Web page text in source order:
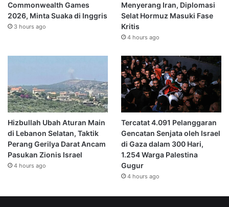
Commonwealth Games
2026, Minta Suaka di Inggris
3 hours ago
Menyerang Iran, Diplomasi
Selat Hormuz Masuki Fase
Kritis
4 hours ago
Hizbullah Ubah Aturan Main
di Lebanon Selatan, Taktik
Perang Gerilya Darat Ancam
Pasukan Zionis Israel
4 hours ago
Tercatat 4.091 Pelanggaran
Gencatan Senjata oleh Israel
di Gaza dalam 300 Hari,
1.254 Warga Palestina
Gugur
4 hours ago